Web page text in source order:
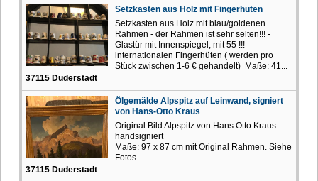
Setzkasten aus Holz mit Fingerhüten
Setzkasten aus Holz mit blau/goldenen
Rahmen - der Rahmen ist sehr selten!!! -
Glastür mit Innenspiegel, mit 55 !!!
internationalen Fingerhüten ( werden pro
Stück zwischen 1-6 € gehandelt) Maße: 41...
37115 Duderstadt
Ölgemälde Alpspitz auf Leinwand, signiert
von Hans-Otto Kraus
Original Bild Alpspitz von Hans Otto Kraus
handsigniert
Maße: 97 x 87 cm mit Original Rahmen. Siehe
Fotos
37115 Duderstadt